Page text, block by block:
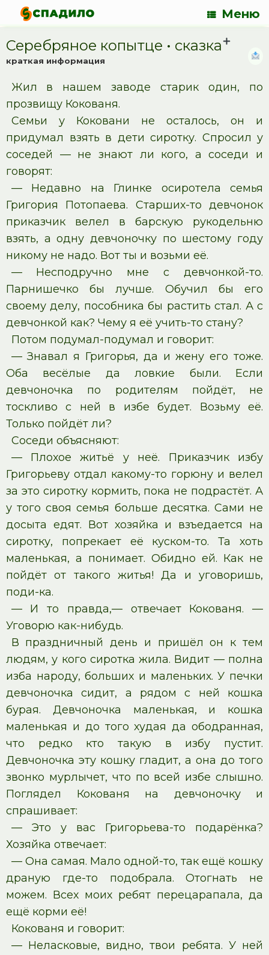
Меню
Серебряное копытце • cказка
краткая информация
Жил в нашем заводе старик один, по
прозвищу Кокованя.
Семьи у Коковани не осталось, он и
придумал взять в дети сиротку. Спросил у
соседей — не знают ли кого, а соседи и
говорят:
— Недавно на Глинке осиротела семья
Григория Потопаева. Старших-то девчонок
приказчик велел в барскую рукодельню
взять, а одну девчоночку по шестому году
никому не надо. Вот ты и возьми её.
— Несподручно мне с девчонкой-то.
Парнишечко бы лучше. Обучил бы его
своему делу, пособника бы растить стал. А с
девчонкой как? Чему я её учить-то стану?
Потом подумал-подумал и говорит:
— Знавал я Григорья, да и жену его тоже.
Оба весёлые да ловкие были. Если
девчоночка по родителям пойдёт, не
тоскливо с ней в избе будет. Возьму её.
Только пойдёт ли?
Соседи объясняют:
— Плохое житьё у неё. Приказчик избу
Григорьеву отдал какому-то горюну и велел
за это сиротку кормить, пока не подрастёт. А
у того своя семья больше десятка. Сами не
досыта едят. Вот хозяйка и взъедается на
сиротку, попрекает её куском-то. Та хоть
маленькая, а понимает. Обидно ей. Как не
пойдёт от такого житья! Да и уговоришь,
поди-ка.
— И то правда,— отвечает Кокованя. —
Уговорю как-нибудь.
В праздничный день и пришёл он к тем
людям, у кого сиротка жила. Видит — полна
изба народу, больших и маленьких. У печки
девчоночка сидит, а рядом с ней кошка
бурая. Девчоночка маленькая, и кошка
маленькая и до того худая да ободранная,
что редко кто такую в избу пустит.
Девчоночка эту кошку гладит, а она до того
звонко мурлычет, что по всей избе слышно.
Поглядел Кокованя на девчоночку и
спрашивает:
— Это у вас Григорьева-то подарёнка?
Хозяйка отвечает:
— Она самая. Мало одной-то, так ещё кошку
драную где-то подобрала. Отогнать не
можем. Всех моих ребят перецарапала, да
ещё корми её!
Кокованя и говорит:
— Неласковые, видно, твои ребята. У ней